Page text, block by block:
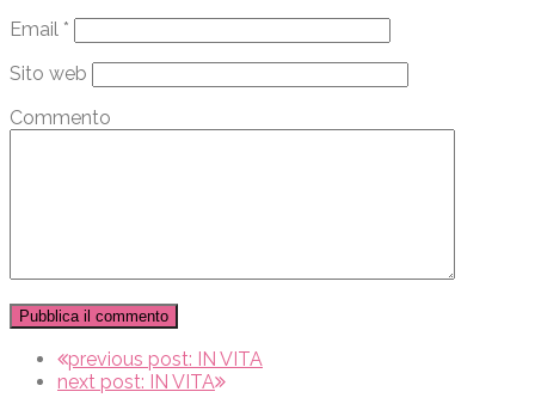
Email *
Sito web
Commento
previous post: IN VITA
next post: IN VITA